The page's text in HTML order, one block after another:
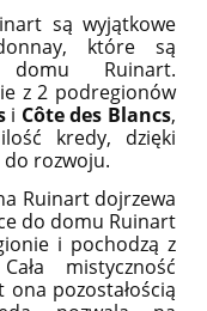
są wyjątkowe
które są
domu Ruinart.
z 2 podregionów
i Côte des Blancs,
kredy, dzięki
rozwoju.
Ruinart dojrzewa
do domu Ruinart
i pochodzą z
mistyczność
pozostałością